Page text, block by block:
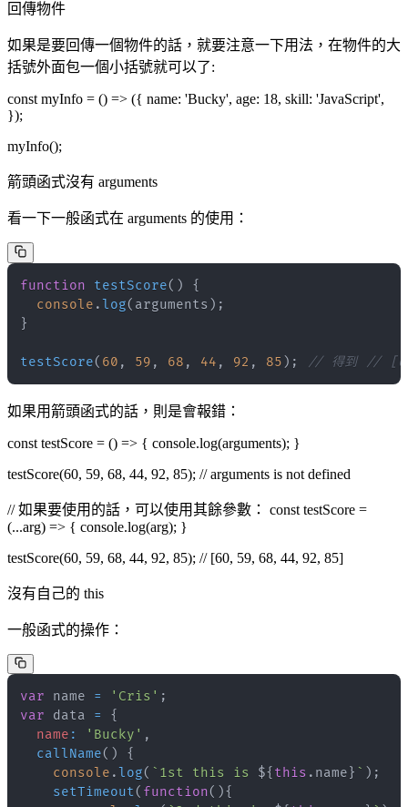
回傳物件
如果是要回傳一個物件的話，就要注意一下用法，在物件的大
括號外面包一個小括號就可以了:
const myInfo = () => ({ name: 'Bucky', age: 18, skill: 'JavaScript',
});
myInfo();
箭頭函式沒有 arguments
看一下一般函式在 arguments 的使用：
function testScore( )
{
console .log( arguments ) ;
}
testScore( 60 , 59 , 68 , 44 , 92 , 85 ) ; // 得到 //
如果用箭頭函式的話，則是會報錯：
const testScore = () => { console.log(arguments); }
testScore(60, 59, 68, 44, 92, 85); // arguments is not defined
// 如果要使用的話，可以使用其餘參數： const testScore =
(...arg) => { console.log(arg); }
testScore(60, 59, 68, 44, 92, 85); // [60, 59, 68, 44, 92, 85]
沒有自己的 this
一般函式的操作：
var name = 'Cris' ;
var data =
{
name : 'Bucky' ,
callName( )
{
console .log( ` 1st this is ${ this . name } ` ) ;
setTimeout( function( ){